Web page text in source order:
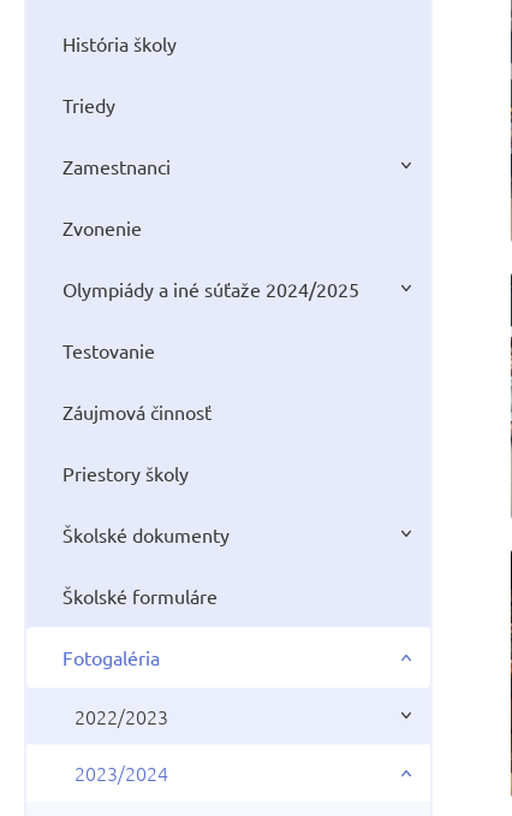
História školy
Triedy
Zamestnanci
Zvonenie
Olympiády a iné súťaže 2024/2025
Testovanie
Záujmová činnosť
Priestory školy
Školské dokumenty
Školské formuláre
Fotogaléria
2022/2023
2023/2024